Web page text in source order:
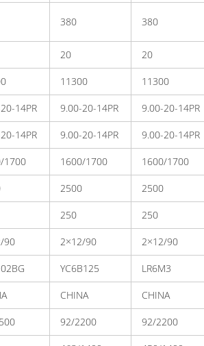
380 380
20 20
11300 11300
14PR 9.00-20-14PR 9.00-20-14PR
14PR 9.00-20-14PR 9.00-20-14PR
1700 1600/1700 1600/1700
2500 2500
250 250
90 2×12/90 2×12/90
YC6B125 LR6M3
CHINA CHINA
92/2200 92/2200